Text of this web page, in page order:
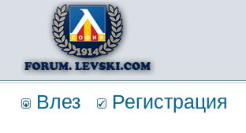
Влез Регистрация